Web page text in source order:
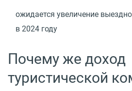
ожидается увеличение
в 2024 году
Почему же доход
туристической